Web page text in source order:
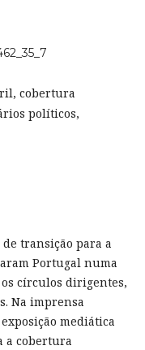
cobertura
políticos,
de transição para a
Portugal numa
círculos dirigentes,
Na imprensa
mediática
a cobertura